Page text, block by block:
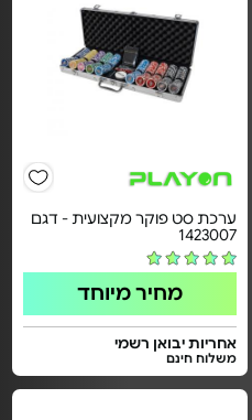
ערכת סט פוקר מקצועית - דגם
1423007
מחיר מיוחד
אחריות יבואן רשמי
משלוח חינם